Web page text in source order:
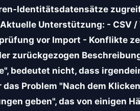
Identitätsdatensätze
Unterstützung: - CSV
vor Import - Konflikte
zurückgezogen
bedeutet nicht, dass
das Problem "Nach dem
geben", das von einigen